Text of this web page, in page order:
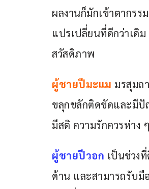
ผลงานก็มักเข้าตากรร
แปรเปลี่ยนที่ดีกว่าเดิม
สวัสดิภาพ
ผู้ชายปีมะแม มรสุมถ
ขลุกขลักติดขัดและมีปั
มีสติ ความรักควรห่าง
ผู้ชายปีวอก เป็นช่วง
ด้าน และสามารถรับมื